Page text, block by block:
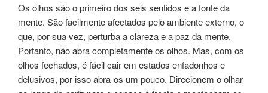
Os olhos são o primeiro dos seis sentidos e a fonte da
mente. São facilmente afectados pelo ambiente externo, o
que, por sua vez, perturba a clareza e a paz da mente.
Portanto, não abra completamente os olhos. Mas, com os
olhos fechados, é fácil cair em estados enfadonhos e
delusivos, por isso abra-os um pouco. Direcionem o olhar